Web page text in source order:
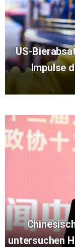
US-
Impulse
untersuchen